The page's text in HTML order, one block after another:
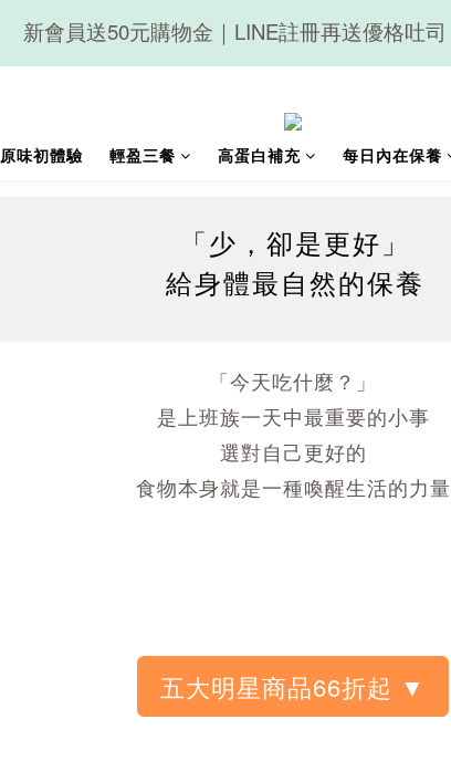
隨心享受｜貝果任選6組$899
新會員送50元購物金｜LINE註冊再送優格吐司
原味初體驗 輕盈三餐 高蛋白補充 每日內在保養
「少，卻是更好」
給身體最自然的保養
「今天吃什麼？」
是上班族一天中最重要的小事
選對自己更好的
食物本身就是一種喚醒生活的力量